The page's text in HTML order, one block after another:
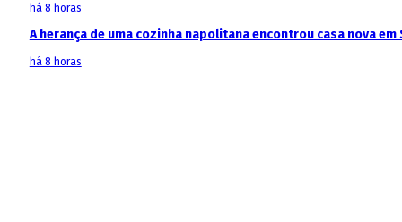
há 8 horas
A herança de uma cozinha napolitana encontrou casa nova em
há 8 horas